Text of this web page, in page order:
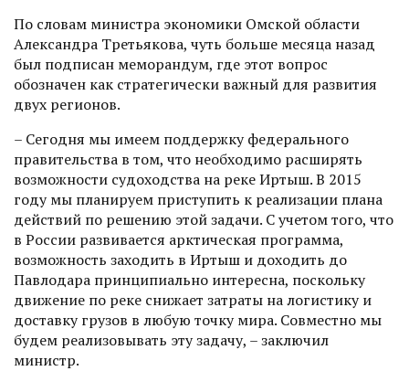
По словам министра экономики Омской области
Александра Третьякова, чуть больше месяца назад
был подписан меморандум, где этот вопрос
обозначен как стратегически важный для развития
двух регионов.
– Сегодня мы имеем поддержку федерального
правительства в том, что необходимо расширять
возможности судоходства на реке Иртыш. В 2015
году мы планируем приступить к реализации плана
действий по решению этой задачи. С учетом того, что
в России развивается арктичес­кая программа,
возможность заходить в Иртыш и доходить до
Павлодара принципиально интересна, поскольку
движение по реке снижает затраты на логис­тику и
доставку грузов в любую точку мира. Совместно мы
будем реализовывать эту задачу, – заключил
министр.